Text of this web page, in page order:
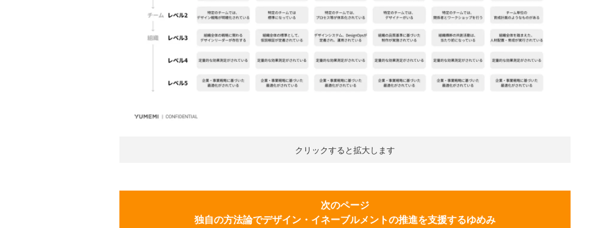
クリックすると拡大します
次のページ
独自の方法論でデザイン・イネーブルメントの推進を支援するゆめみ